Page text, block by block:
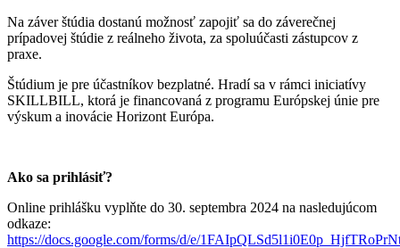
Na záver štúdia dostanú možnosť zapojiť sa do záverečnej
prípadovej štúdie z reálneho života, za spoluúčasti zástupcov z
praxe.
Štúdium je pre účastníkov bezplatné. Hradí sa v rámci iniciatívy
SKILLBILL, ktorá je financovaná z programu Európskej únie pre
výskum a inovácie Horizont Európa.
Ako sa prihlásiť?
Online prihlášku vyplňte do 30. septembra 2024 na nasledujúcom
odkaze:
https://docs.google.com/forms/d/e/